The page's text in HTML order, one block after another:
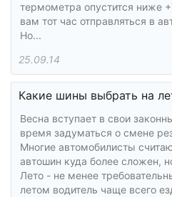
термометра опустится ниже
вам тот час отправляться в
Но...
25.09.14
Какие шины выбрать на
Весна вступает в свои
время задуматься о смене
Многие автомобилисты
автошин куда более сложен,
Лето - не менее
летом водитель чаще всего